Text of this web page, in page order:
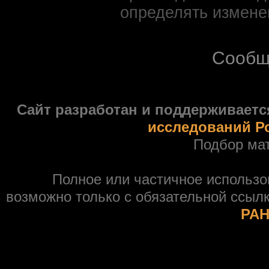
определять
Сайт разработан и
исследований
Подбор
Полное или частичное
возможно только с обязательной